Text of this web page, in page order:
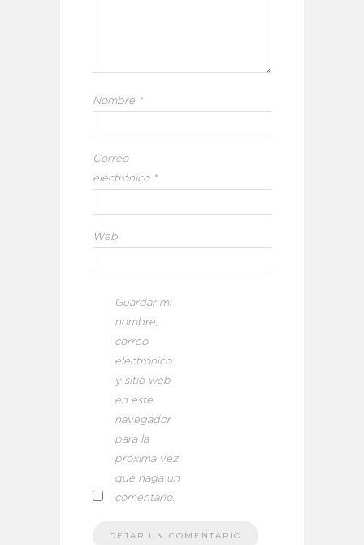
Nombre *
Correo
electrónico *
Web
Guardar mi
nombre,
correo
electrónico
y sitio web
en este
navegador
para la
próxima vez
que haga un
comentario.